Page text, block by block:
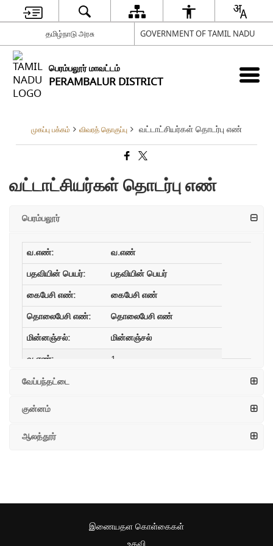
தமிழ்நாடு அரசு GOVERNMENT OF TAMIL NADU
பெரம்பலூர் மாவட்டம்
PERAMBALUR DISTRICT
முகப்பு பக்கம் விவரத் தொகுப்பு வட்டாட்சியர்கள் தொடர்பு எண்
வட்டாட்சியர்கள் தொடர்பு எண்
பெரம்பலூர்
வ.எண்
பதவியின் பெயர்
கைபேசி எண்
தொலைபேசி எண்
மின்னஞ்சல்
1
04328-277201
வேப்பந்தட்டை
குன்னம்
ஆலத்தூர்
இணையதள கொள்கைகள்